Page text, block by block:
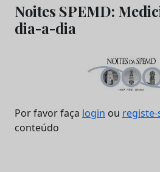
Noites SPEMD:
dia-a-dia
Por favor faça login ou registe-
conteúdo